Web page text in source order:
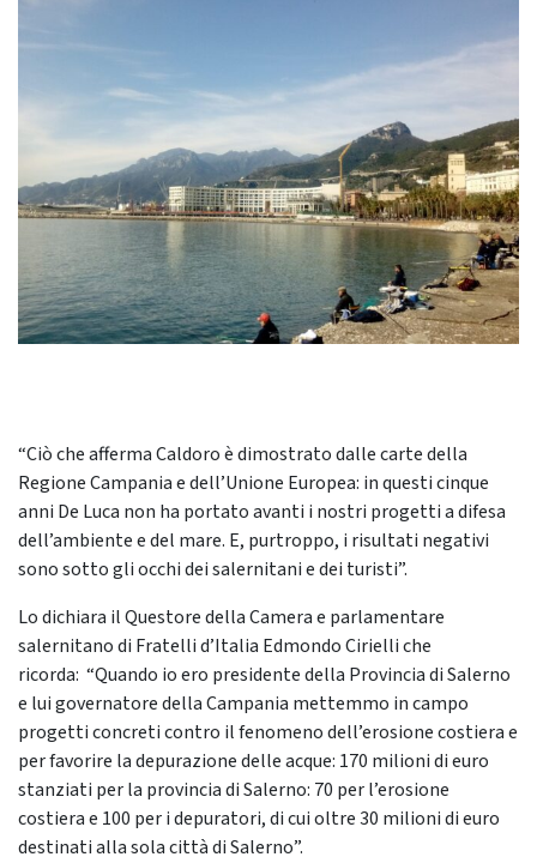
“Ciò che afferma Caldoro è dimostrato dalle carte della
Regione Campania e dell’Unione Europea: in questi cinque
anni De Luca non ha portato avanti i nostri progetti a difesa
dell’ambiente e del mare. E, purtroppo, i risultati negativi
sono sotto gli occhi dei salernitani e dei turisti”.
Lo dichiara il Questore della Camera e parlamentare
salernitano di Fratelli d’Italia Edmondo Cirielli che
ricorda: “Quando io ero presidente della Provincia di Salerno
e lui governatore della Campania mettemmo in campo
progetti concreti contro il fenomeno dell’erosione costiera e
per favorire la depurazione delle acque: 170 milioni di euro
stanziati per la provincia di Salerno: 70 per l’erosione
costiera e 100 per i depuratori, di cui oltre 30 milioni di euro
destinati alla sola città di Salerno”.